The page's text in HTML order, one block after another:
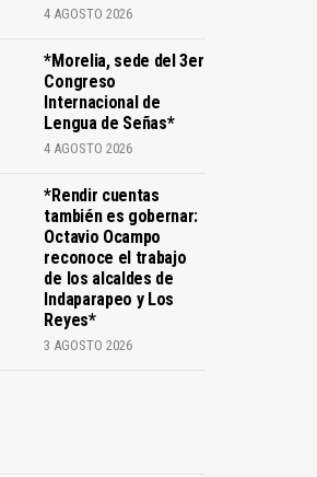
4 AGOSTO 2026
*Morelia, sede del 3er
Congreso
Internacional de
Lengua de Señas*
4 AGOSTO 2026
*Rendir cuentas
también es gobernar:
Octavio Ocampo
reconoce el trabajo
de los alcaldes de
Indaparapeo y Los
Reyes*
3 AGOSTO 2026